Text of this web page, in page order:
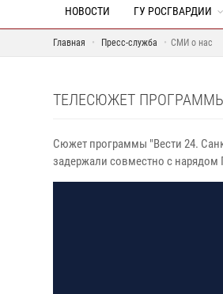
НОВОСТИ ГУ РОСГВАРДИИ
Главная Пресс-служба СМИ о нас
ТЕЛЕСЮЖЕТ ПРОГРАММЫ
Сюжет программы "Вести 24.
задержали совместно с